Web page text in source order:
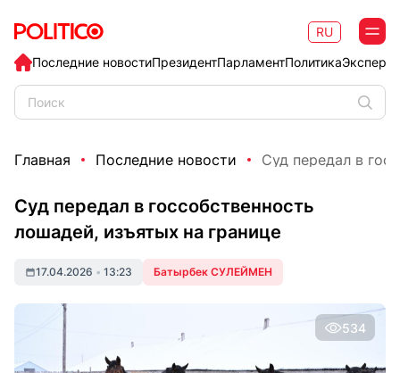
Последние новостиПрезидентПарламентПолитика
RU
Главная Последние новости Суд передал в
Суд передал в госсобственность
лошадей, изъятых на границе
17.04.2026 • 13:23 Батырбек СУЛЕЙМЕН
534